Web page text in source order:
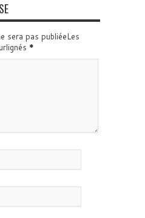
sera pas publiéeLes
*